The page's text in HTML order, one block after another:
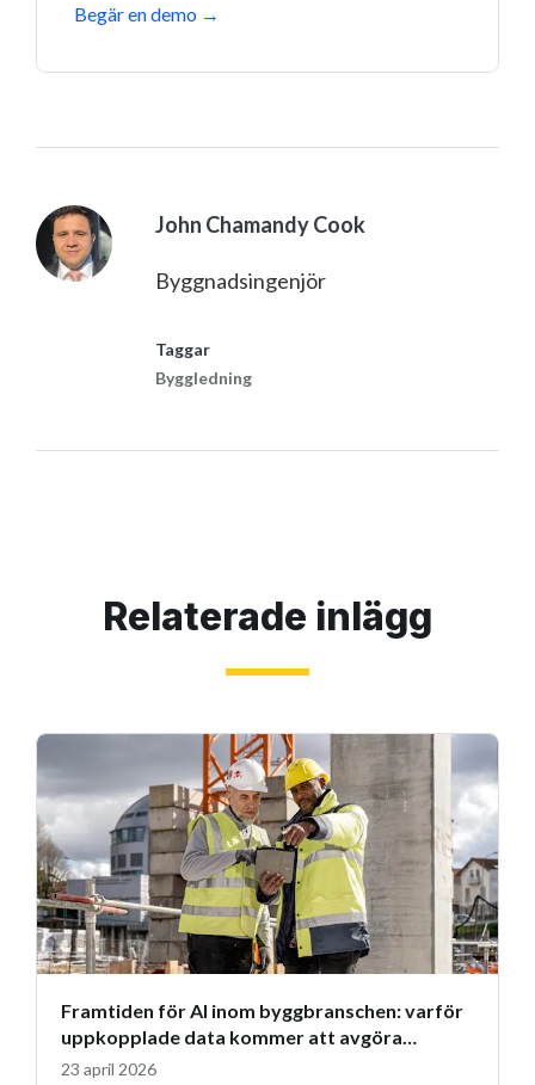
Begär en demo →
John Chamandy Cook
Byggnadsingenjör
Taggar
Byggledning
Relaterade inlägg
Framtiden för AI inom byggbranschen: varför
uppkopplade data kommer att avgöra
framtiden
23 april 2026